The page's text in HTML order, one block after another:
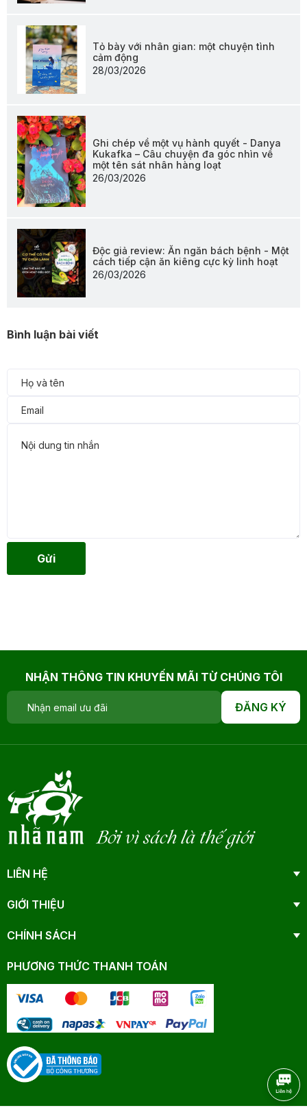
Tỏ bày với nhân gian: một chuyện tình
cảm động
28/03/2026
Ghi chép về một vụ hành quyết - Danya
Kukafka – Câu chuyện đa góc nhìn về
một tên sát nhân hàng loạt
26/03/2026
Độc giả review: Ăn ngăn bách bệnh - Một
cách tiếp cận ăn kiêng cực kỳ linh hoạt
26/03/2026
Bình luận bài viết
Gửi
NHẬN THÔNG TIN KHUYẾN MÃI TỪ CHÚNG TÔI
ĐĂNG KÝ
Bởi vì sách là thế giới
LIÊN HỆ
GIỚI THIỆU
CHÍNH SÁCH
PHƯƠNG THỨC THANH TOÁN